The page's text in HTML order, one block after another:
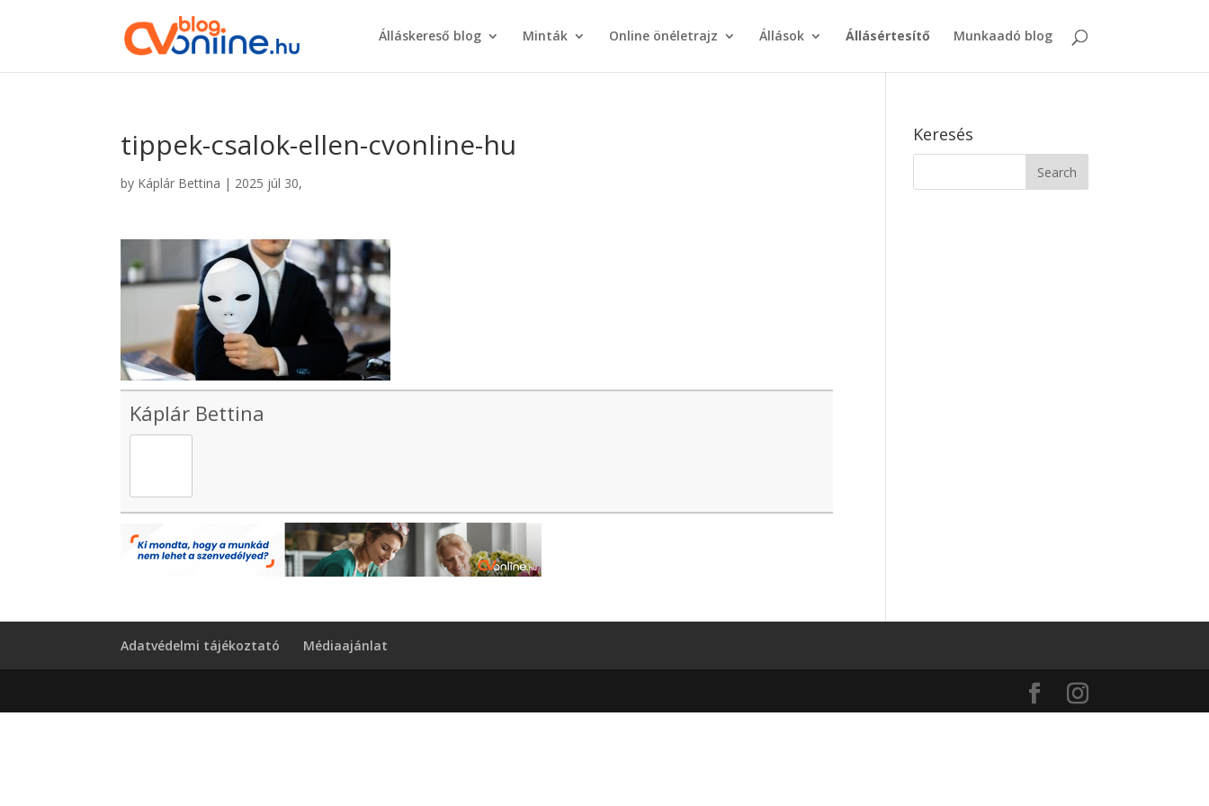
Álláskereső blog Minták Online önéletrajz Állások Állásértesítő Munkaadó blog
tippek-csalok-ellen-cvonline-hu
by Káplár Bettina | 2025 júl 30,
Káplár Bettina
Keresés
Adatvédelmi tájékoztató Médiaajánlat